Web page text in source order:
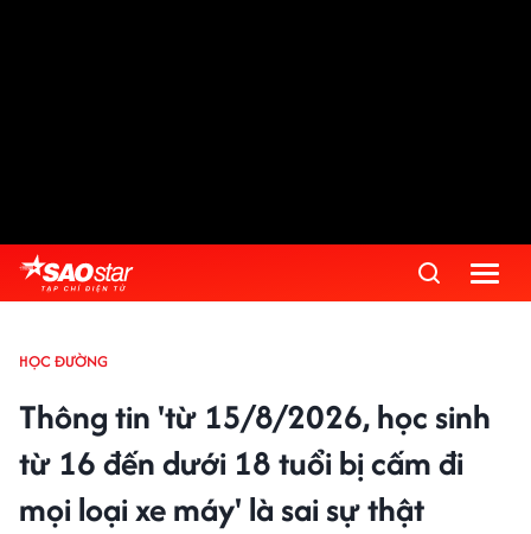
HỌC ĐƯỜNG
Thông tin 'từ 15/8/2026, học sinh
từ 16 đến dưới 18 tuổi bị cấm đi
mọi loại xe máy' là sai sự thật